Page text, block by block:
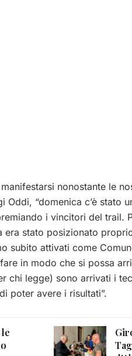
nonostante le
“domenica c’è stato
i vincitori del trail.
era stato posizionato
subito attivati come
in modo che si possa
chi legge) sono arrivati i
poter avere i risultati”.